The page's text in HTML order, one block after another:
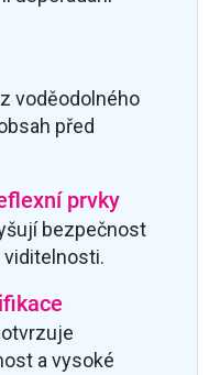
voděodolného
před
prvky
bezpečnost
a vysoké